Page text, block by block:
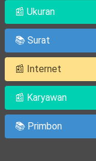
📰 Ukuran
📚 Surat
📰 Internet
📰 Karyawan
📚 Primbon